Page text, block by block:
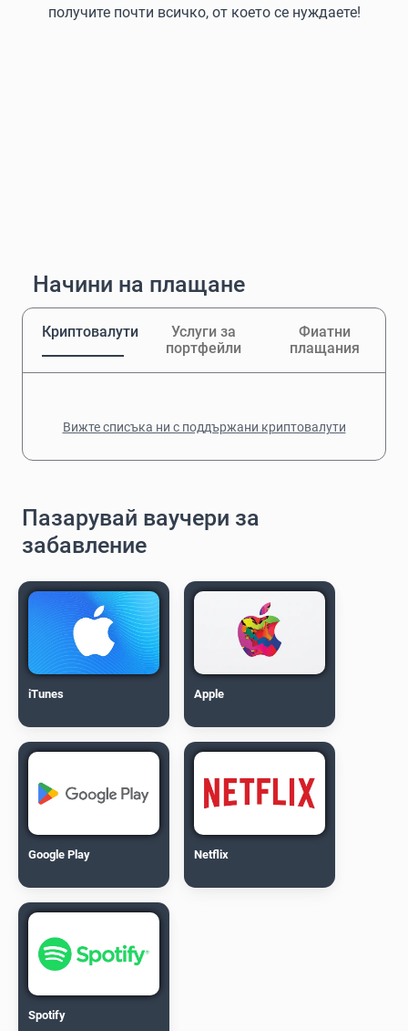
получите почти всичко, от което се нуждаете!
Начини на плащане
Криптовалути
Услуги за
портфейли
Фиатни
плащания
Вижте списъка ни с поддържани криптовалути
Пазарувай ваучери за
забавление
iTunes Apple
Google Play Netflix
Spotify